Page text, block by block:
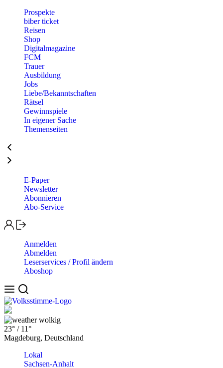
Prospekte
biber ticket
Reisen
Shop
Digitalmagazine
FCM
Trauer
Ausbildung
Jobs
Liebe/Bekanntschaften
Rätsel
Gewinnspiele
In eigener Sache
Themenseiten
E-Paper
Newsletter
Abonnieren
Abo-Service
Anmelden
Abmelden
Leserservices / Profil ändern
Aboshop
wolkig
23° / 11°
Magdeburg, Deutschland
Lokal
Sachsen-Anhalt